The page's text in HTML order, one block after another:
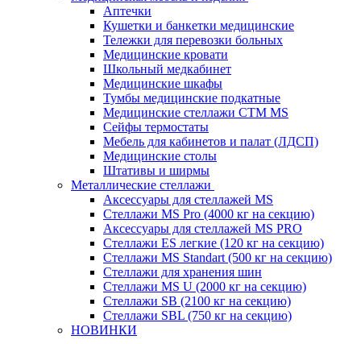
Аптечки
Кушетки и банкетки медицинские
Тележки для перевозки больных
Медицинские кровати
Школьный медкабинет
Медицинские шкафы
Тумбы медицинские подкатные
Медицинские стеллажи CTM MS
Сейфы термостаты
Мебель для кабинетов и палат (ЛДСП)
Медицинские столы
Штативы и ширмы
Металлические стеллажи
Аксессуары для стеллажей MS
Стеллажи MS Pro (4000 кг на секцию)
Аксессуары для стеллажей MS PRO
Стеллажи ES легкие (120 кг на секцию)
Стеллажи MS Standart (500 кг на секцию)
Стеллажи для хранения шин
Стеллажи MS U (2000 кг на секцию)
Стеллажи SB (2100 кг на секцию)
Стеллажи SBL (750 кг на секцию)
НОВИНКИ